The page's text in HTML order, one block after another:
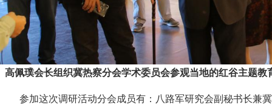
高佩璞会长组织冀热察分会学术委员会参观当地的红谷主题
参加这次调研活动分会成员有：八路军研究会副秘书长兼